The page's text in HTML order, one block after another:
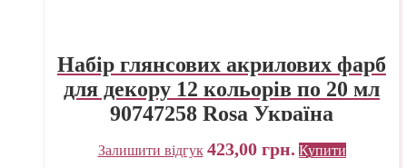
Набір глянсових акрилових фарб
для декору 12 кольорів по 20 мл
90747258 Rosa Україна
Залишити відгук 423,00 грн. Купити